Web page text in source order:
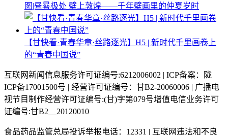
图|昼晷极处 壁上敦煌——千年壁画里的仲夏岁时
【甘快看·青春华章·丝路逐光】H5 | 新时代千里画卷上
的“青春中国说”
互联网新闻信息服务许可证编号:6212006002 | ICP备案：陇
ICP备17001500号 | 经营许可证编号：甘B2-20060006 | 广播电
视节目制作经营许可证编号:(甘)字第079号增值电信业务许可
证编号:甘B2__20120010
食品药品监管总局投诉举报电话：12331 | 互联网违法和不良